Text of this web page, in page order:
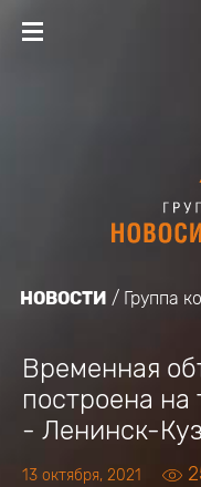
НОВОСТИ Группа
Временная
построена
- Ленинск-
13 октября, 2021